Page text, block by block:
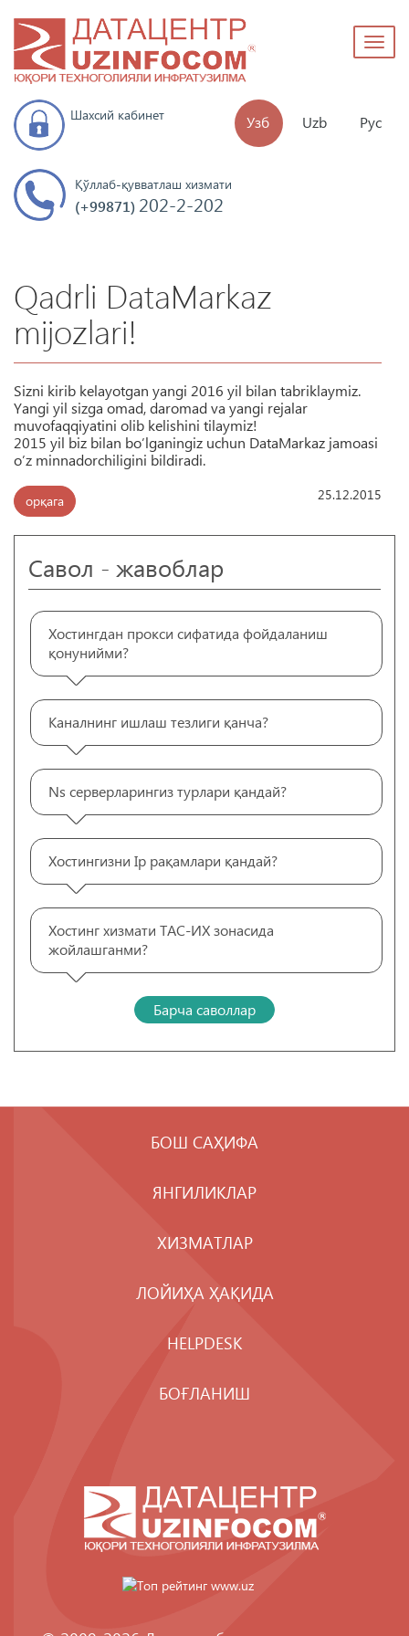
Узб Uzb Рус
Шахсий кабинет
Қўллаб-қувватлаш хизмати
(+99871) 202-2-202
Qadrli DataMarkaz
mijozlari!
Sizni kirib kelayotgan yangi 2016 yil bilan tabriklaymiz.
Yangi yil sizga omad, daromad va yangi rejalar
muvofaqqiyatini olib kelishini tilaymiz!
2015 yil biz bilan bo’lganingiz uchun DataMarkaz jamoasi
o’z minnadorchiligini bildiradi.
орқага 25.12.2015
Савол - жавоблар
Хостингдан прокси сифатида фойдаланиш
қонунийми?
Каналнинг ишлаш тезлиги қанча?
Ns серверларингиз турлари қандай?
Хостингизни Ip рақамлари қандай?
Хостинг хизмати ТАС-ИХ зонасида
жойлашганми?
Барча саволлар
БОШ САҲИФА
ЯНГИЛИКЛАР
ХИЗМАТЛАР
ЛОЙИҲА ҲАҚИДА
HELPDESK
БОҒЛАНИШ